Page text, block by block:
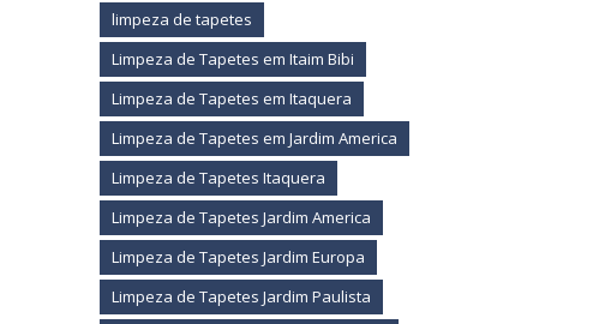
limpeza de tapetes
Limpeza de Tapetes em Itaim Bibi
Limpeza de Tapetes em Itaquera
Limpeza de Tapetes em Jardim America
Limpeza de Tapetes Itaquera
Limpeza de Tapetes Jardim America
Limpeza de Tapetes Jardim Europa
Limpeza de Tapetes Jardim Paulista